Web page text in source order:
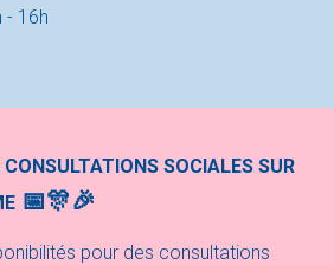
- 16h
SOCIALES SUR
📅🎊🎉
pour des consultations